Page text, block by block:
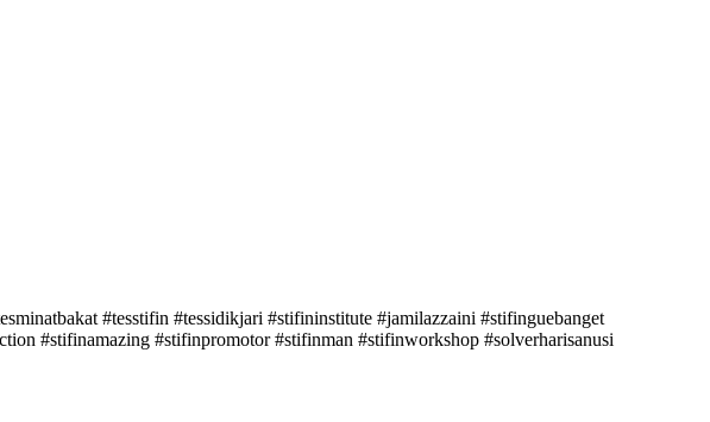
#tesstifin #tessidikjari #stifininstitute #jamilazzaini #stifinguebanget
#stifinamazing #stifinpromotor #stifinman #stifinworkshop #solverharisanusi